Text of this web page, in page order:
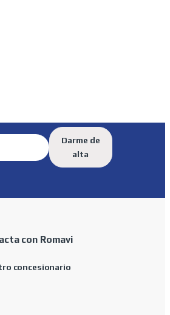
Darme de
alta
con Romavi
concesionario